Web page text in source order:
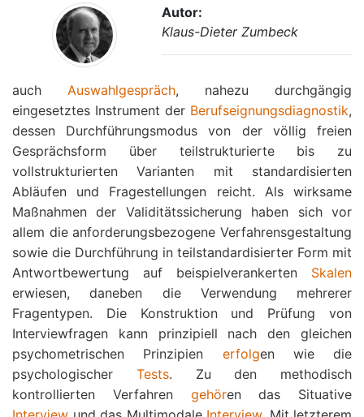
Autor:
Klaus-Dieter Zumbeck
auch Auswahlgespräch, nahezu durchgängig
eingesetztes Instrument der Berufseignungsdiagnostik,
dessen Durchführungsmodus von der völlig freien
Gesprächsform über teilstrukturierte bis zu
vollstrukturierten Varianten mit standardisierten
Abläufen und Fragestellungen reicht. Als wirksame
Maßnahmen der Validitätssicherung haben sich vor
allem die anforderungsbezogene Verfahrensgestaltung
sowie die Durchführung in teilstandardisierter Form mit
Antwortbewertung auf beispielverankerten Skalen
erwiesen, daneben die Verwendung mehrerer
Fragentypen. Die Konstruktion und Prüfung von
Interviewfragen kann prinzipiell nach den gleichen
psychometrischen Prinzipien erfolgen wie die
psychologischer Tests. Zu den methodisch
kontrollierten Verfahren gehören das Situative